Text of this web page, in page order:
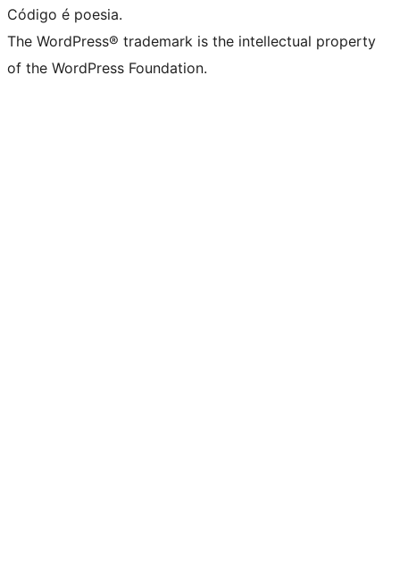
Código é poesia.
The WordPress® trademark is the intellectual property
of the WordPress Foundation.